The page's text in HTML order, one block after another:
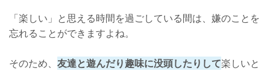
「楽しい」と思える時間を過ごしている間は、嫌のことを
忘れることができますよね。
そのため、 友達と遊んだり趣味に没頭したりして楽しいと